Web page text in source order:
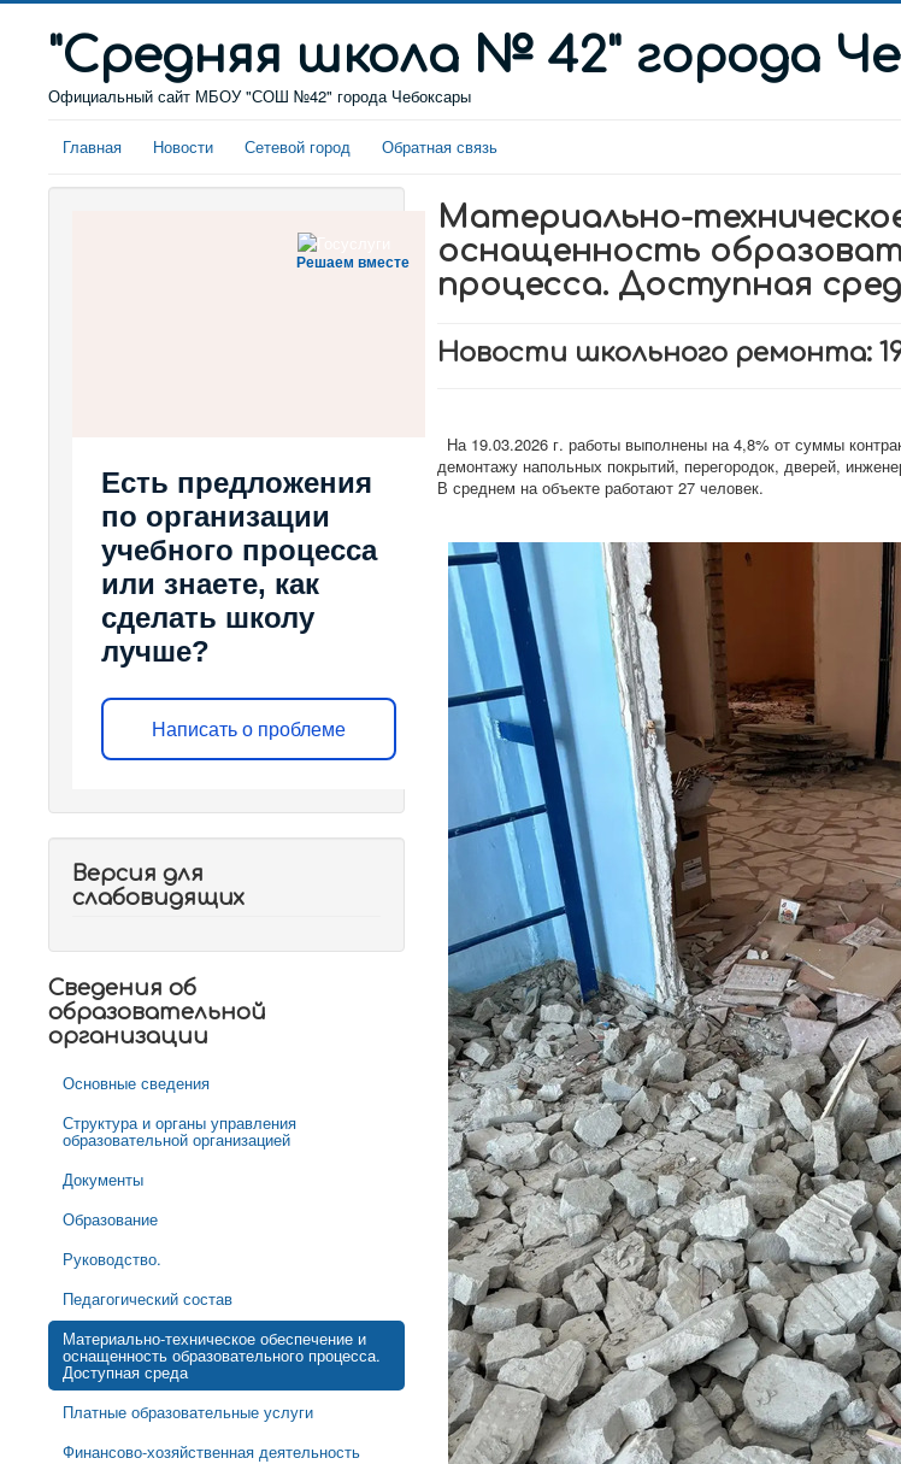
"Cредняя школа № 42" города
Официальный сайт МБОУ "СОШ №42" города Чебоксары
Главная Новости Сетевой город Обратная связь
Решаем вместе
Есть предложения
по организации
учебного процесса
или знаете, как
сделать школу
лучше?
Написать о проблеме
Версия для
слабовидящих
Сведения об
образовательной
организации
Основные сведения
Структура и органы управления
образовательной организацией
Документы
Образование
Руководство.
Педагогический состав
Материально-техническое обеспечение и
оснащенность образовательного процесса.
Доступная среда
Платные образовательные услуги
Финансово-хозяйственная деятельность
Материально-
оснащенность
процесса. Доступная
Новости школьного ремонта:
На 19.03.2026 г. работы выполнены на 4,8% от суммы
демонтажу напольных покрытий, перегородок, дверей,
В среднем на объекте работают 27 человек.